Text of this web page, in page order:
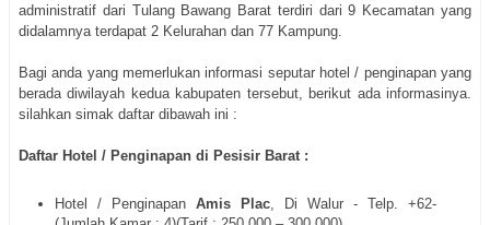
administratif dari Tulang Bawang Barat terdiri dari 9 Kecamatan yang
didalamnya terdapat 2 Kelurahan dan 77 Kampung.
Bagi anda yang memerlukan informasi seputar hotel / penginapan yang
berada diwilayah kedua kabupaten tersebut, berikut ada informasinya.
silahkan simak daftar dibawah ini :
Daftar Hotel / Penginapan di Pesisir Barat :
Hotel / Penginapan Amis Plac, Di Walur - Telp. +62-